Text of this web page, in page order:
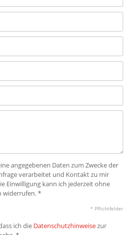
angegebenen Daten zum Zwecke der
verarbeitet und Kontakt zu mir
Einwilligung kann ich jederzeit ohne
widerrufen. *
* Pflichtfelder
ich die Datenschutzhinweisezur